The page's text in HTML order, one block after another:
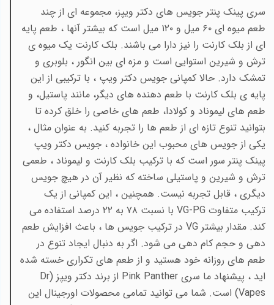
سری پینک پنتر جویس های دکتر ویپز، مجموعه ای از چند
طعم میوه ای ۶۰ میل و ۱۲۰ میل است که بیشتر آنها ، طعم پایه
ای از بلک کارنت را نیز دارا می باشند. بلک کارنت یک میوه ی
ترش و شیرین استوایی است و مزه ای بین انگور ، بلوبری و
تمشک دارد. حالا کمپانی جویس دکتر ویپ ، با ترکیبی از این
پایه ی بلک کارنت با طعم دهنده های دیگر، مانند پاستیل، و
طعم های لیموناد و کولادا، طعم های خاصی را خلق کرده تا
بتوانید تنوع تازه ای از طعم ها را تجربه کنید. به عنوان مثال ،
یکی از جویس های محبوب این خانواده ، جویس دکتر ویپ
پینک پنتر سور است که با ترکیب بلک کارنت و لیموناد ، طعمی
ترش و شیرین و پاستیلی ساخته که نظیر آن در هیچ جویس
دیگری ، قابل تجربه نیست. همچنین ، این کمپانی از یک
ترکیب متفاوت VG-PG
با نسبت ۷۸ به ۲۲ درصد استفاده می
کند. مقدار بیشتر VGدر ترکیب جویس ها ، باعث افزایش طعم
دهی و حجم کام دهی می شود. اگر به دنبال ایجاد تنوع در
طعم های روزانه خود هستید و از طعم های تکراری خسته شده
اید ، پیشنهاد ما سری Pink Panther از برند دکتر ویپز (Dr
Vapes) است. شما می توانید تمامی محصولات اورجینال این